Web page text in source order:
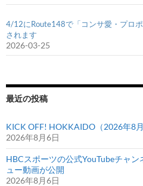
4/12にRoute148で「コンサ愛・プロ
されます
2026-03-25
最近の投稿
KICK OFF! HOKKAIDO（2026年8月
2026年8月6日
HBCスポーツの公式YouTubeチャ
ュー動画が公開
2026年8月6日